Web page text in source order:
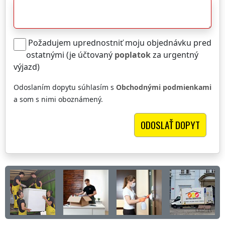
Požadujem uprednostniť moju objednávku pred
ostatnými (je účtovaný poplatokza urgentný
výjazd)
Odoslaním dopytu súhlasím s Obchodnými podmienkami
a som s nimi oboznámený.